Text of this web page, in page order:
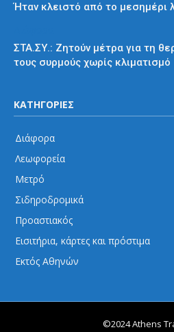
Ήταν κλειστό από το μεσημέρι
ΣΤΑ.ΣΥ.: Ζητούν μέτρα για τη
τους συρμούς χωρίς κλιματισμό
ΚΑΤΗΓΟΡΙΕΣ
Διάφορα
Λεωφορεία
Μετρό
Σιδηροδρομικά
Προαστιακός
Εισιτήρια, κάρτες και πρόστιμα
Εκτός Αθηνών
©2024 Athens